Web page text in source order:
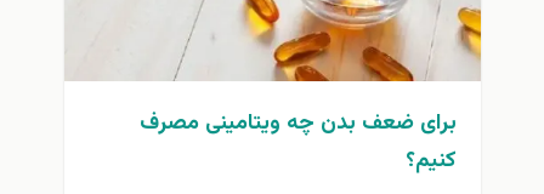
برای ضعف بدن چه ویتامینی مصرف
کنیم؟